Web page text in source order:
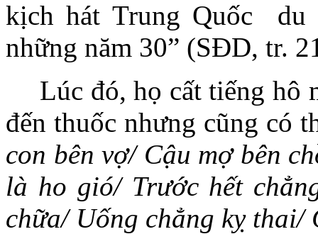
kịch hát Trung Quốc du
những năm 30” (SĐD, tr.
Lúc đó, họ cất tiếng hô
đến thuốc nhưng cũng có
con bên vợ/ Cậu mợ bên
là ho gió/ Trước hết
chữa/ Uống chẳng kỵ